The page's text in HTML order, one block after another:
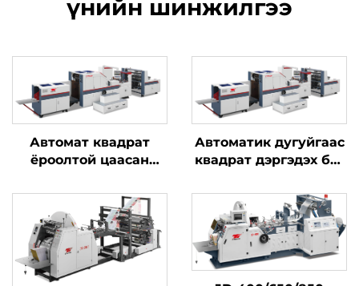
үнийн шинжилгээ
Автомат квадрат
ёроолтой цаасан
Автоматик дугуйгаас
квадрат дэргэдэх баг
машин